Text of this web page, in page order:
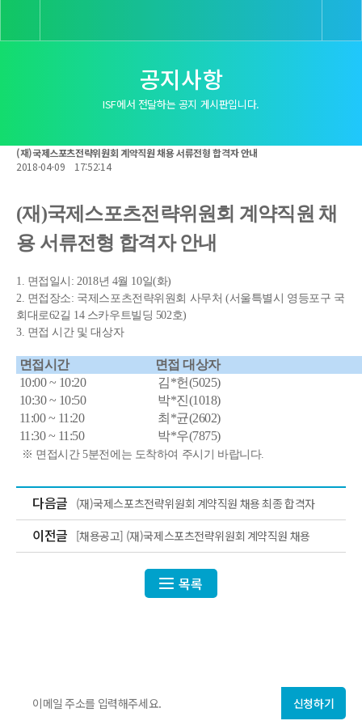
공지사항
ISF에서 전달하는 공지 게시판입니다.
(재)국제스포츠전략위원회 계약직원 채용 서류전형 합격자 안내
2018-04-09
17:52:14
(재)국제스포츠전략위원회 계약직원 채
용 서류전형 합격자 안내
1. 면접일시: 2018년 4월 10일(화)
2. 면접장소: 국제스포츠전략위원회 사무처 (서울특별시 영등포구 국
회대로62길 14 스카우트빌딩 502호)
3. 면접 시간 및 대상자
면접시간
면접 대상자
10:00 ~ 10:20
김*헌(5025)
10:30 ~ 10:50
박*진(1018)
11:00 ~ 11:20
최*균(2602)
11:30 ~ 11:50
박*우(7875)
※ 면접시간 5분전에는 도착하여 주시기 바랍니다.
다음글 (재)국제스포츠전략위원회 계약직원 채용 최종 합격자
이전글 [채용공고] (재)국제스포츠전략위원회 계약직원 채용
목록
신청하기